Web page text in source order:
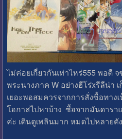
ไม่ค่อยเกี่ยวกันเท่าไหร่555 พอดี
พระนางภาค W อย่างฮีโร่xรีลีน่า
เยอะพอสมควรจากการสั่งซื้อทาง
โอกาสไปหาบ้าง ซื้อจากมันดารา
ค่ะ เดินดูเพลินมาก หมดไปหลาย